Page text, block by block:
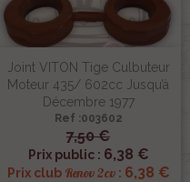
Joint VITON Tige Culbuteur
Moteur 435/ 602cc Jusqu’à
Décembre 1977
Ref :003602
7,50 €
Prix public : 6,38 €
Prix club Renov 2cv: 6,38 €